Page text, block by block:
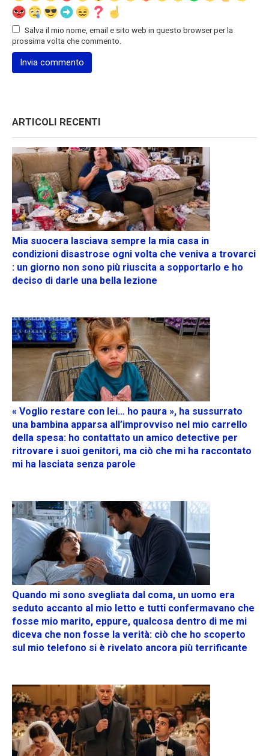
Salva il mio nome, email e sito web in questo browser per la
prossima volta che commento.
ARTICOLI RECENTI
Mia suocera lasciava sempre la mia casa in
condizioni disastrose ogni volta che veniva a trovarci
: un giorno non sono più riuscita a sopportarlo e ho
deciso di darle una bella lezione
« Voglio restare con lei… ho paura », ha sussurrato
una bambina apparsa all’improvviso nel mio carrello
della spesa: ho contattato un amico detective per
ritrovare i suoi genitori, ma ciò che mi ha raccontato
mi ha lasciata senza parole
Quando mi sono svegliata dal coma, un uomo era
seduto accanto al mio letto e tutti confermavano che
fosse mio marito, eppure, qualcosa dentro di me mi
diceva che non fosse la verità: ciò che ho scoperto
sul mio telefono si è rivelato ancora più terrificante